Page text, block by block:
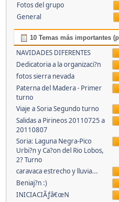
Fotos del grupo
General
10 Temas más importantes
NAVIDADES DIFERENTES
Dedicatoria a la organizaci?n
fotos sierra nevada
Paterna del Madera - Primer
turno
Viaje a Soria Segundo turno
Salidas a Pirineos 20110725 a
20110807
Soria: Laguna Negra-Pico
Urbi?n y Ca?on del Rio Lobos,
2? Turno
caravaca estrecho y lluvia...
Beniaj?n :)
INICIACIÃƒâ€œN